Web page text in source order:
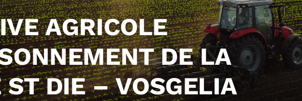
AGRICOLE
DE LA
ST DIE – VOSGELIA